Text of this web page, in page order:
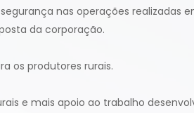
nas operações realizadas
da corporação.
os produtores rurais.
e mais apoio ao trabalho